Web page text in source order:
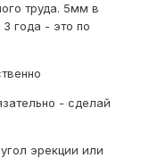
труда. 5мм в
года - это по
- сделай
эрекции или